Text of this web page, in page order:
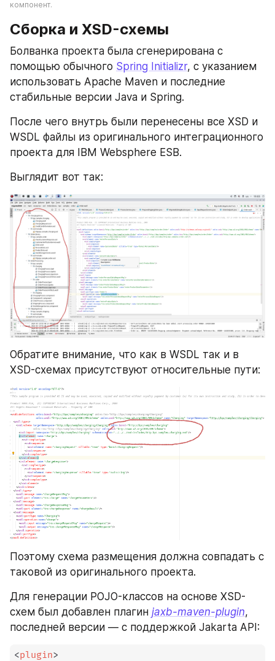
компонент.
Сборка и XSD-схемы
Болванка проекта была сгенерирована с
помощью обычного Spring Initializr, с указанием
использовать Apache Maven и последние
стабильные версии Java и Spring.
После чего внутрь были перенесены все XSD и
WSDL файлы из оригинального интеграционного
проекта для IBM Websphere ESB.
Выглядит вот так:
Обратите внимание, что как в WSDL так и в
XSD-схемах присутствуют относительные пути:
Поэтому схема размещения должна совпадать с
таковой из оригинального проекта.
Для генерации POJO-классов на основе XSD-
схем был добавлен плагин jaxb-maven-plugin,
последней версии — с поддержкой Jakarta API:
<plugin>